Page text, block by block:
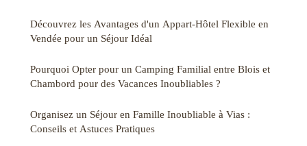
Découvrez les Avantages d'un Appart-Hôtel Flexible en
Vendée pour un Séjour Idéal
Pourquoi Opter pour un Camping Familial entre Blois et
Chambord pour des Vacances Inoubliables ?
Organisez un Séjour en Famille Inoubliable à Vias :
Conseils et Astuces Pratiques